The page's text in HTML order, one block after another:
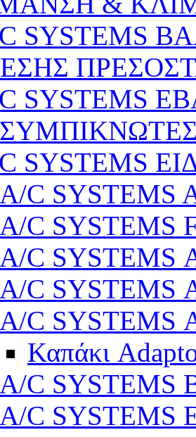
SYSTEMS
SYSTEMS
SYSTEMS
A/C SYSTEMS
A/C SYSTEMS
A/C SYSTEMS
A/C SYSTEMS
A/C SYSTEMS
Καπάκι
A/C SYSTEMS
A/C SYSTEMS